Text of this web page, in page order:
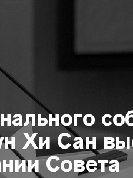
Хи Сан
Совета